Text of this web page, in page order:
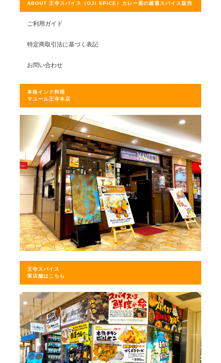
ABOUT 王寺スパイス（OJI SPICE）カレー屋の厳選スパイス販売
ご利用ガイド
特定商取引法に基づく表記
お問い合わせ
本格インド料理
マユール王寺本店
王寺スパイス
実店舗はこちら